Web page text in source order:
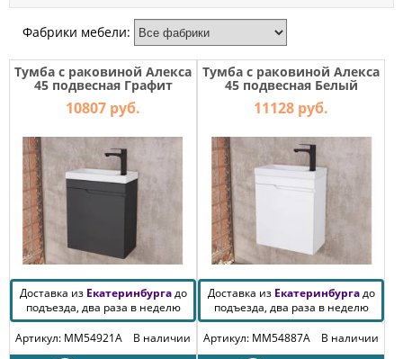
Фабрики мебели:
Тумба с раковиной Алекса
45 подвесная Графит
10807 руб.
Доставка из Екатеринбургадо
подъезда, два раза в неделю
Артикул: MM54921A
В наличии
Тумба с раковиной Алекса
45 подвесная Белый
глянец
11128 руб.
Доставка из Екатеринбургадо
подъезда, два раза в неделю
Артикул: MM54887A
В наличии
МЕБЕЛЬ
ПРИХОЖЕЙ
КОМПЬЮТЕРНЫЕ
ОФИСНАЯ
МЕБЕЛЬ
МАТРАСЫ
МЕБЕЛЬ
ДЛЯ
ВАННОЙ
МЕБЕЛЬ-
ТРАНСФОРМЕР